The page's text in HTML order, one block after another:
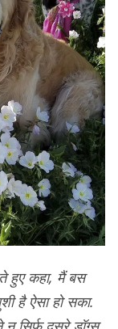
हुए कहा, मैं बस
है ऐसा हो सका.